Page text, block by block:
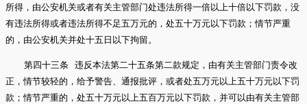
所得，由公安机关或者有关主管部门处违法所得一倍以上十倍以下罚款，没
有违法所得或者违法所得不足五万元的，处五十万元以下罚款；情节严重
的，由公安机关并处十五日以下拘留。
第四十三条 违反本法第二十五条第二款规定，由有关主管部门责令改
正，情节较轻的，给予警告、通报批评，或者处五万元以上五十万元以下罚
款；情节严重的，处五十万元以上五百万元以下罚款，并可以由有关主管部